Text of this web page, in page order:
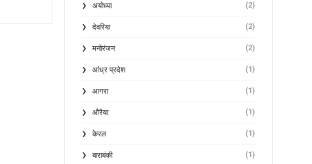
अयोध्या (2)
देवरिया (2)
मनोरंजन (2)
आंध्र प्रदेश (1)
आगरा (1)
औरैया (1)
केरल (1)
बाराबंकी (1)